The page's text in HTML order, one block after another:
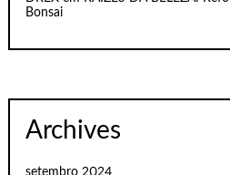
Bonsai
Archives
setembro 2024